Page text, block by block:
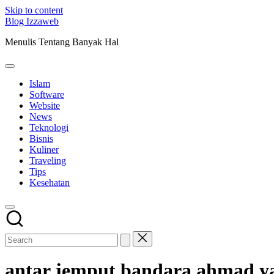
Skip to content
Blog Izzaweb
Menulis Tentang Banyak Hal
Islam
Software
Website
News
Teknologi
Bisnis
Kuliner
Traveling
Tips
Kesehatan